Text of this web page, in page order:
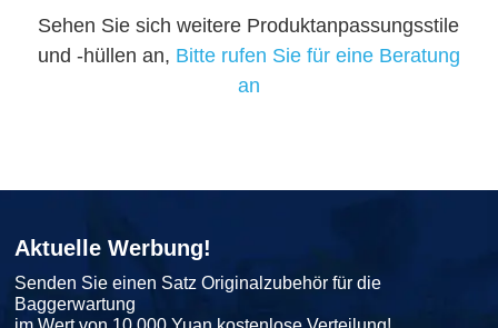
Sehen Sie sich weitere Produktanpassungsstile
und -hüllen an, Bitte rufen Sie für eine Beratung
an
Aktuelle Werbung!
Senden Sie einen Satz Originalzubehör für die
Baggerwartung